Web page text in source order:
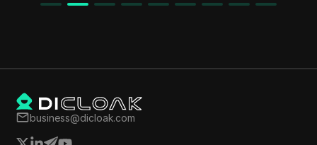
business@dicloak.com